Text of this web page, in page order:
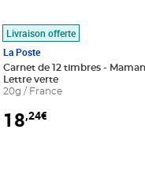
au panier
Livraison offerte
La Poste
Carnet de 12 timbres -
Lettre verte
20g / France
18,24€